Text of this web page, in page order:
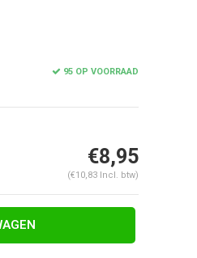
95 OP VOORRAAD
€8,95
(€10,83 Incl. btw)